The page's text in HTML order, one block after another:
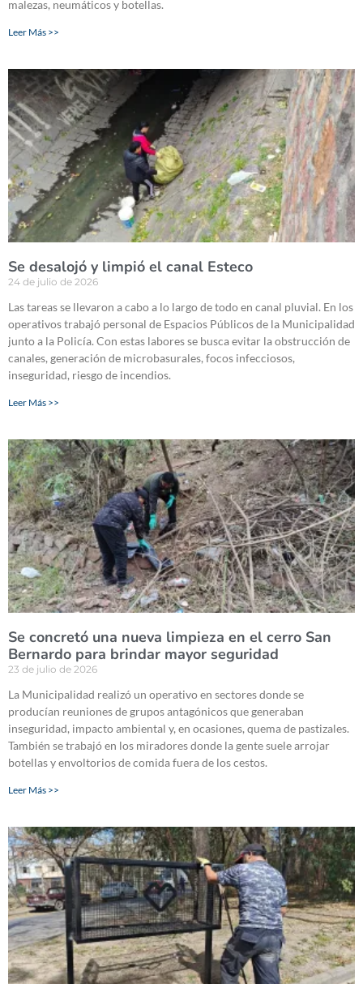
malezas, neumáticos y botellas.
Leer Más >>
Se desalojó y limpió el canal Esteco
24 de julio de 2026
Las tareas se llevaron a cabo a lo largo de todo en canal pluvial. En los
operativos trabajó personal de Espacios Públicos de la Municipalidad
junto a la Policía. Con estas labores se busca evitar la obstrucción de
canales, generación de microbasurales, focos infecciosos,
inseguridad, riesgo de incendios.
Leer Más >>
Se concretó una nueva limpieza en el cerro San
Bernardo para brindar mayor seguridad
23 de julio de 2026
La Municipalidad realizó un operativo en sectores donde se
producían reuniones de grupos antagónicos que generaban
inseguridad, impacto ambiental y, en ocasiones, quema de pastizales.
También se trabajó en los miradores donde la gente suele arrojar
botellas y envoltorios de comida fuera de los cestos.
Leer Más >>